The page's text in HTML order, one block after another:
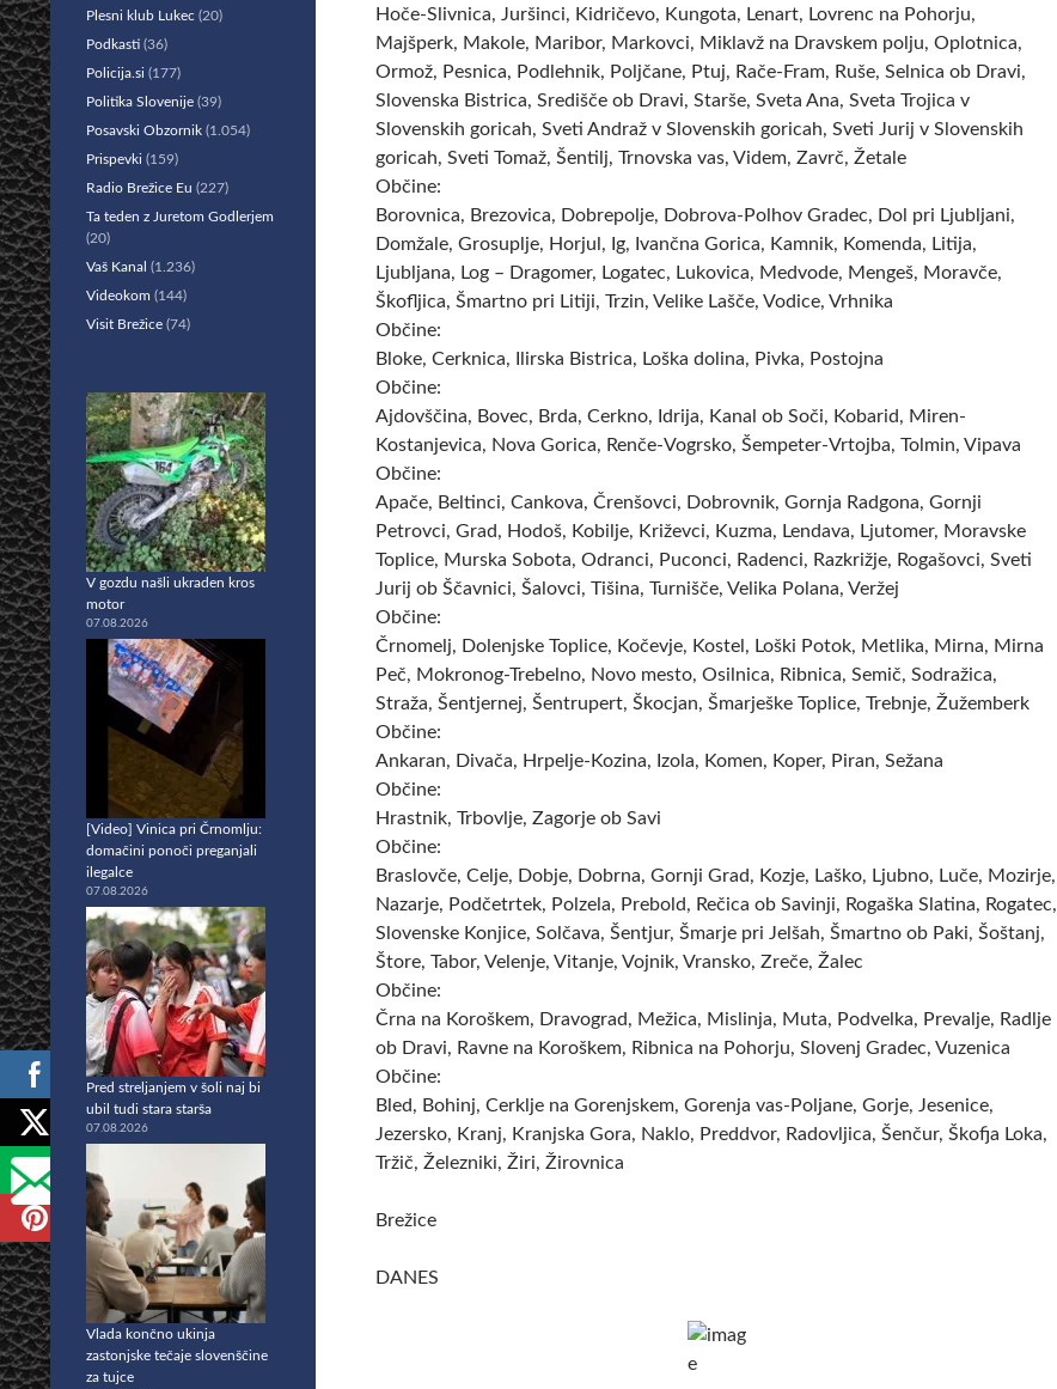
Hoče-Slivnica, Juršinci, Kidričevo, Kungota, Lenart, Lovrenc na Pohorju,
Majšperk, Makole, Maribor, Markovci, Miklavž na Dravskem polju, Oplotnica,
Ormož, Pesnica, Podlehnik, Poljčane, Ptuj, Rače-Fram, Ruše, Selnica ob Dravi,
Slovenska Bistrica, Središče ob Dravi, Starše, Sveta Ana, Sveta Trojica v
Slovenskih goricah, Sveti Andraž v Slovenskih goricah, Sveti Jurij v Slovenskih
goricah, Sveti Tomaž, Šentilj, Trnovska vas, Videm, Zavrč, Žetale
Občine:
Borovnica, Brezovica, Dobrepolje, Dobrova-Polhov Gradec, Dol pri Ljubljani,
Domžale, Grosuplje, Horjul, Ig, Ivančna Gorica, Kamnik, Komenda, Litija,
Ljubljana, Log – Dragomer, Logatec, Lukovica, Medvode, Mengeš, Moravče,
Škofljica, Šmartno pri Litiji, Trzin, Velike Lašče, Vodice, Vrhnika
Občine:
Bloke, Cerknica, Ilirska Bistrica, Loška dolina, Pivka, Postojna
Občine:
Ajdovščina, Bovec, Brda, Cerkno, Idrija, Kanal ob Soči, Kobarid, Miren-
Kostanjevica, Nova Gorica, Renče-Vogrsko, Šempeter-Vrtojba, Tolmin, Vipava
Občine:
Apače, Beltinci, Cankova, Črenšovci, Dobrovnik, Gornja Radgona, Gornji
Petrovci, Grad, Hodoš, Kobilje, Križevci, Kuzma, Lendava, Ljutomer, Moravske
Toplice, Murska Sobota, Odranci, Puconci, Radenci, Razkrižje, Rogašovci, Sveti
Jurij ob Ščavnici, Šalovci, Tišina, Turnišče, Velika Polana, Veržej
Občine:
Črnomelj, Dolenjske Toplice, Kočevje, Kostel, Loški Potok, Metlika, Mirna, Mirna
Peč, Mokronog-Trebelno, Novo mesto, Osilnica, Ribnica, Semič, Sodražica,
Straža, Šentjernej, Šentrupert, Škocjan, Šmarješke Toplice, Trebnje, Žužemberk
Občine:
Ankaran, Divača, Hrpelje-Kozina, Izola, Komen, Koper, Piran, Sežana
Občine:
Hrastnik, Trbovlje, Zagorje ob Savi
Občine:
Braslovče, Celje, Dobje, Dobrna, Gornji Grad, Kozje, Laško, Ljubno, Luče, Mozirje,
Nazarje, Podčetrtek, Polzela, Prebold, Rečica ob Savinji, Rogaška Slatina, Rogatec,
Slovenske Konjice, Solčava, Šentjur, Šmarje pri Jelšah, Šmartno ob Paki, Šoštanj,
Štore, Tabor, Velenje, Vitanje, Vojnik, Vransko, Zreče, Žalec
Občine:
Črna na Koroškem, Dravograd, Mežica, Mislinja, Muta, Podvelka, Prevalje, Radlje
ob Dravi, Ravne na Koroškem, Ribnica na Pohorju, Slovenj Gradec, Vuzenica
Občine:
Bled, Bohinj, Cerklje na Gorenjskem, Gorenja vas-Poljane, Gorje, Jesenice,
Jezersko, Kranj, Kranjska Gora, Naklo, Preddvor, Radovljica, Šenčur, Škofja Loka,
Tržič, Železniki, Žiri, Žirovnica
Brežice
DANES
Plesni klub Lukec (20)
Podkasti (36)
Policija.si (177)
Politika Slovenije (39)
Posavski Obzornik (1.054)
Prispevki (159)
Radio Brežice Eu (227)
Ta teden z Juretom Godlerjem
(20)
Vaš Kanal (1.236)
Videokom (144)
Visit Brežice (74)
V gozdu našli ukraden kros
motor
07.08.2026
[Video] Vinica pri Črnomlju:
domačini ponoči preganjali
ilegalce
07.08.2026
Pred streljanjem v šoli naj bi
ubil tudi stara starša
07.08.2026
Vlada končno ukinja
zastonjske tečaje slovenščine
za tujce